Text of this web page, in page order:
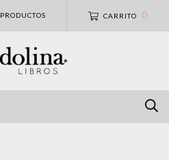
PRODUCTOS CARRITO 0